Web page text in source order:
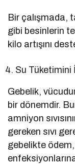
Bir çalışmada,
gibi besinlerin
kilo artışını
Su
Gebelik,
bir dönemdir.
amniyon
gereken sıvı
gebelikte ödem,